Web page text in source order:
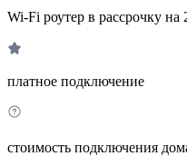
Wi-Fi роутер в рассрочку на
платное подключение
стоимость подключения